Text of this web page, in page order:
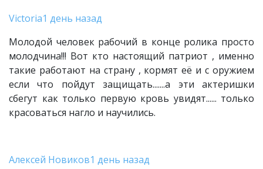
Victoria1 день назад
Молодой человек рабочий в конце ролика просто
молодчина!!! Вот кто настоящий патриот , именно
такие работают на страну , кормят её и с оружием
если что пойдут защищать.......а эти актеришки
сбегут как только первую кровь увидят...... только
красоваться нагло и научились.
Алексей Новиков1 день назад